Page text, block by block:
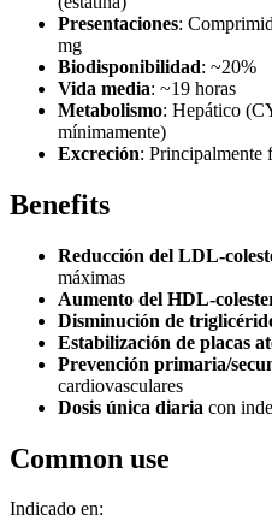
Presentaciones:
mg
Biodisponibilidad: ~20%
Vida media: ~19 horas
Metabolismo: Hepático
mínimamente)
Excreción: Principalmente
Benefits
Reducción del LDL-
máximas
Aumento del HDL-
Disminución de
Estabilización de placas
Prevención primaria/
cardiovasculares
Dosis única diaria con
Common use
Indicado en: